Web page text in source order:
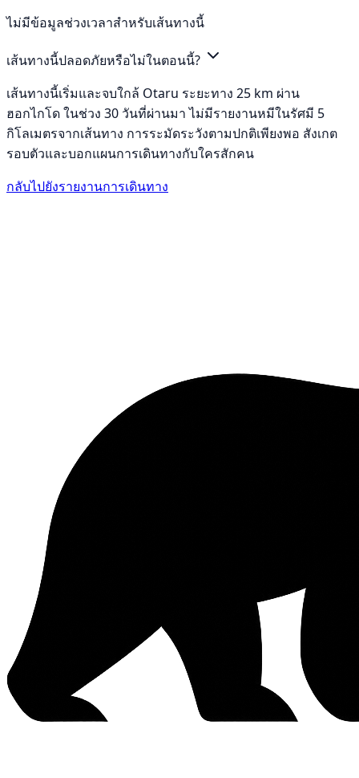
ไม่มีข้อมูลช่วงเวลาสำหรับเส้นทางนี้
เส้นทางนี้ปลอดภัยหรือไม่ในตอนนี้?
เส้นทางนี้เริ่มและจบใกล้ Otaru ระยะทาง 25 km ผ่าน
ฮอกไกโด ในช่วง 30 วันที่ผ่านมา ไม่มีรายงานหมีในรัศมี 5
กิโลเมตรจากเส้นทาง การระมัดระวังตามปกติเพียงพอ สังเกต
รอบตัวและบอกแผนการเดินทางกับใครสักคน
กลับไปยังรายงานการเดินทาง